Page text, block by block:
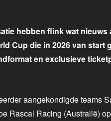
hebben flink wat
Cup die in 2026 van start
en exclusieve
aangekondigde teams
Rascal Racing (Australië)